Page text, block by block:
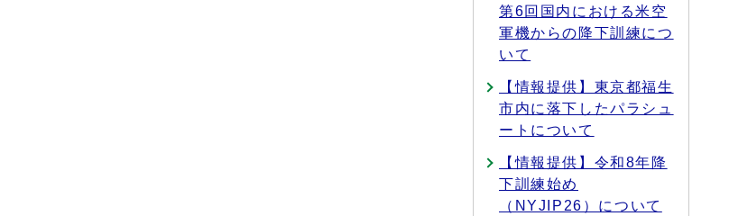
第6回国内における米空
軍機からの降下訓練につ
いて
【情報提供】東京都福生
市内に落下したパラシュ
ートについて
【情報提供】令和8年降
下訓練始め
（NYJIP26）について